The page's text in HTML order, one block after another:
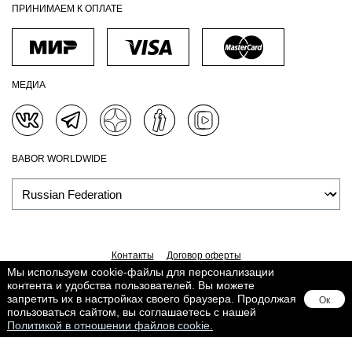
ПРИНИМАЕМ К ОПЛАТЕ
МЕДИА
BABOR WORLDWIDE
Контакты
Договор оферты
Политика обработки персональных данных
Доставка
Обработка персональных данных
Сведения о Cookies
Поддерживается вLighthouse
Мы используем cookie-файлы для персонализации
контента и удобства пользователей. Вы можете
запретить их в настройках своего браузера. Продолжая
пользоваться сайтом, вы соглашаетесь с нашей
Политикой в отношении файлов cookie.
Ок